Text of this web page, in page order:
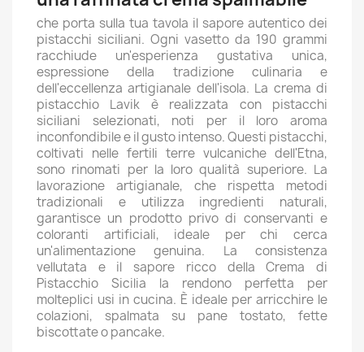
che porta sulla tua tavola il sapore autentico dei
pistacchi siciliani. Ogni vasetto da 190 grammi
racchiude un'esperienza gustativa unica,
espressione della tradizione culinaria e
dell'eccellenza artigianale dell'isola. La crema di
pistacchio Lavik è realizzata con pistacchi
siciliani selezionati, noti per il loro aroma
inconfondibile e il gusto intenso. Questi pistacchi,
coltivati nelle fertili terre vulcaniche dell'Etna,
sono rinomati per la loro qualità superiore. La
lavorazione artigianale, che rispetta metodi
tradizionali e utilizza ingredienti naturali,
garantisce un prodotto privo di conservanti e
coloranti artificiali, ideale per chi cerca
un'alimentazione genuina. La consistenza
vellutata e il sapore ricco della Crema di
Pistacchio Sicilia la rendono perfetta per
molteplici usi in cucina. È ideale per arricchire le
colazioni, spalmata su pane tostato, fette
biscottate o pancake.